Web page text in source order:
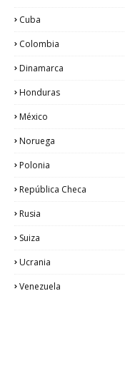
Cuba
Colombia
Dinamarca
Honduras
México
Noruega
Polonia
República Checa
Rusia
Suiza
Ucrania
Venezuela